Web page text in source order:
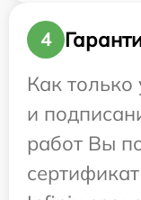
4
Как только
и
работ Вы